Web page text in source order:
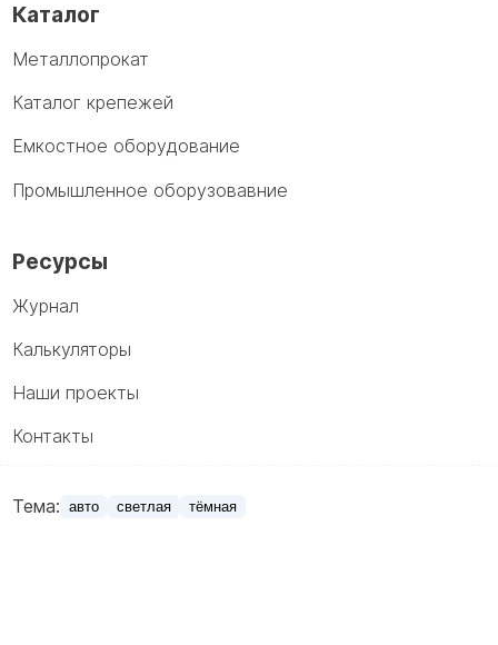
Каталог
Металлопрокат
Каталог крепежей
Емкостное оборудование
Промышленное оборузовавние
Ресурсы
Журнал
Калькуляторы
Наши проекты
Контакты
Тема: авто светлая тёмная